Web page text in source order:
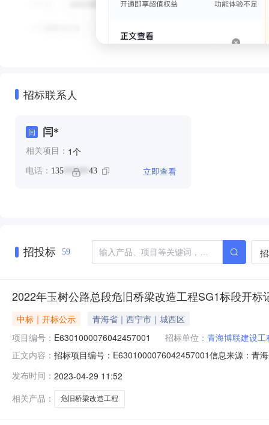
招标联系人
闫 闫*
相关项目： 1个
电话： 135 ****** 43 立即查看
招投标 59
2022年玉树公路总段危旧桥梁改造工程SG1标段开标
中标｜开标公示
青海省｜西宁市｜城西区
项目编号： E6301000076042457001 招标单位： 青海博联建设工
正文内容： 招标项目编号：E6301000076042457001信息来源：青
人:;报价:0.00元/%;工期:日历天;质量要求:;保证金金额
发布时间： 2023-04-29 11:52
相关产品：
危旧桥梁改造工程